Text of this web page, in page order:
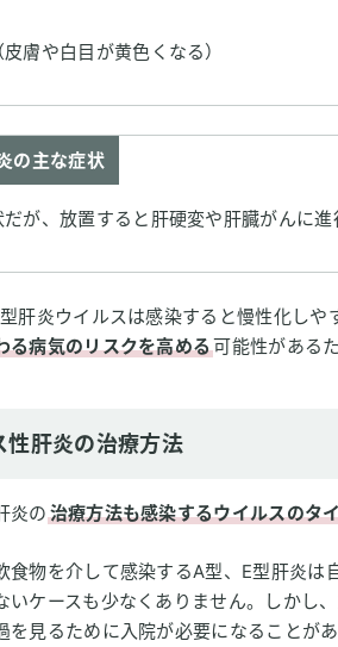
膚や白目が黄色くなる）
の主な症状
だが、放置すると肝硬変や肝臓がんに進
肝炎ウイルスは感染すると慢性化しや
る病気のリスクを高める可能性がある
性肝炎の治療方法
炎の治療方法も感染するウイルスのタ
食物を介して感染するA型、E型肝炎は
いケースも少なくありません。しかし
を見るために入院が必要になることがあ